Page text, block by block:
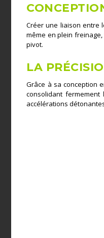
Créer une liaison entre
même en plein
pivot.
LA
Grâce à sa conception
consolidant
accélérations